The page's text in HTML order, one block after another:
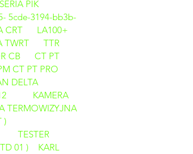
SERIA PIK
5cde-3194-bb3b-
CRT
LA100+
TWRT
TTR
CB
CT PT
CT PT PRO
DELTA
KAMERA
TERMOWIZYJNA
)
TESTER
01 )
KARL